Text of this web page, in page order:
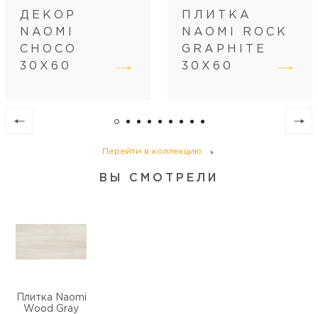
Перейти в коллекцию
ДЕКОР
NAOMI
CHOCO
30Х60
ПЛИТКА
NAOMI ROCK
GRAPHITE
30Х60
ВЫ СМОТРЕЛИ
Плитка Naomi
Wood Gray